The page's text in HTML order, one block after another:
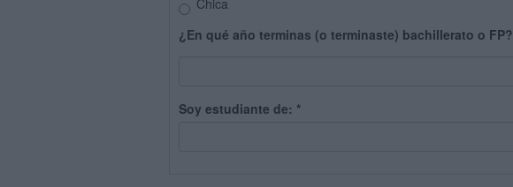
Chica
¿En qué año terminas (o terminaste) bachillerato o FP?
Soy estudiante de: *